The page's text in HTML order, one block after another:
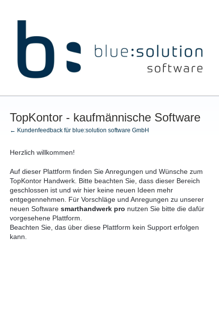
TopKontor - kaufmännische Software
← Kundenfeedback für blue:solution software GmbH
Herzlich willkommen!
Auf dieser Plattform finden Sie Anregungen und Wünsche zum
TopKontor Handwerk. Bitte beachten Sie, dass dieser Bereich
geschlossen ist und wir hier keine neuen Ideen mehr
entgegennehmen. Für Vorschläge und Anregungen zu unserer
neuen Software smarthandwerk pro nutzen Sie bitte die dafür
vorgesehene Plattform.
Beachten Sie, das über diese Plattform kein Support erfolgen
kann.